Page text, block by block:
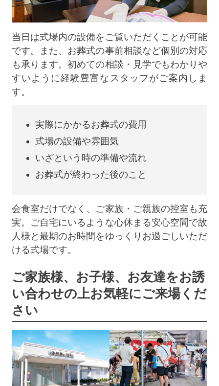
当日は式場内の設備をご覧いただくことが可能
です。また、お葬式の事前相談など個別の対応
も承ります。初めての相談・見学でもわかりや
すいように経験豊富なスタッフがご案内しま
す。
実際にかかるお葬式の費用
式場の設備や雰囲気
いざという時の準備や流れ
お葬式が終わった後のこと
会食室だけでなく、ご家族・ご親族の控室も充
実。ご自宅にいるような心休まる安心空間で故
人様と最期のお時間をゆっくりお過ごしいただ
ける式場です。
ご家族様、お子様、お友達をお誘
い合わせの上お気軽にご来場くだ
さい